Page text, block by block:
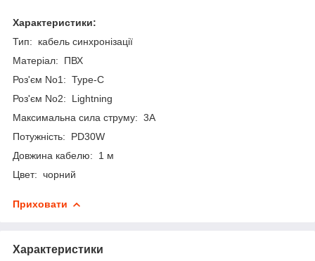
Характеристики:
Тип: кабель синхронізації
Матеріал: ПВХ
Роз'єм No1: Type-C
Роз'єм No2: Lightning
Максимальна сила струму: 3А
Потужність: PD30W
Довжина кабелю: 1 м
Цвет: чорний
Приховати
Характеристики